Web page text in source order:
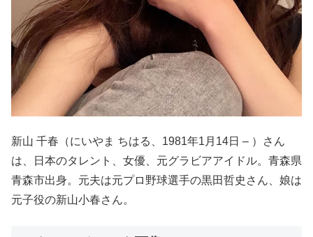
新山 千春（にいやま ちはる、1981年1月14日 – ）さん
は、日本のタレント、女優、元グラビアアイドル。青森県
青森市出身。元夫は元プロ野球選手の黒田哲史さん、娘は
元子役の新山小春さん。